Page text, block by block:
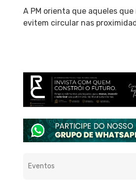
A PM orienta que aqueles que
evitem circular nas